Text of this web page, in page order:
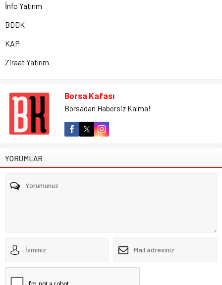
İnfo Yatırım
BDDK
KAP
Ziraat Yatırım
Borsa Kafası
Borsadan Habersiz Kalma!
YORUMLAR